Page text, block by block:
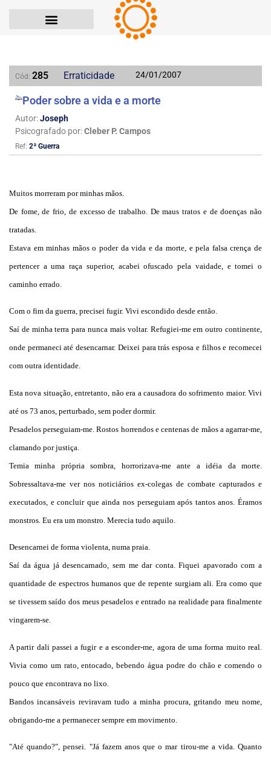
Cód: 285 Erraticidade 24/01/2007
Poder sobre a vida e a morte
Autor:Joseph
Psicografado por:Cleber P. Campos
Ref: 2ª Guerra
Muitos morreram por minhas mãos.
De fome, de frio, de excesso de trabalho. De maus tratos e de doenças não
tratadas.
Estava em minhas mãos o poder da vida e da morte, e pela falsa crença de
pertencer a uma raça superior, acabei ofuscado pela vaidade, e tomei o
caminho errado.
Com o fim da guerra, precisei fugir. Vivi escondido desde então.
Saí de minha terra para nunca mais voltar. Refugiei-me em outro continente,
onde permaneci até desencarnar. Deixei para trás esposa e filhos e recomecei
com outra identidade.
Esta nova situação, entretanto, não era a causadora do sofrimento maior. Vivi
até os 73 anos, perturbado, sem poder dormir.
Pesadelos perseguiam-me. Rostos horrendos e centenas de mãos a agarrar-me,
clamando por justiça.
Temia minha própria sombra, horrorizava-me ante a idéia da morte.
Sobressaltava-me ver nos noticiários ex-colegas de combate capturados e
executados, e concluir que ainda nos perseguiam após tantos anos. Éramos
monstros. Eu era um monstro. Merecia tudo aquilo.
Desencarnei de forma violenta, numa praia.
Saí da água já desencarnado, sem me dar conta. Fiquei apavorado com a
quantidade de espectros humanos que de repente surgiam ali. Era como que
se tivessem saído dos meus pesadelos e entrado na realidade para finalmente
vingarem-se.
A partir dali passei a fugir e a esconder-me, agora de uma forma muito real.
Vivia como um rato, entocado, bebendo água podre do chão e comendo o
pouco que encontrava no lixo.
Bandos incansáveis reviravam tudo a minha procura, gritando meu nome,
obrigando-me a permanecer sempre em movimento.
"Até quando?", pensei. "Já fazem anos que o mar tirou-me a vida. Quanto